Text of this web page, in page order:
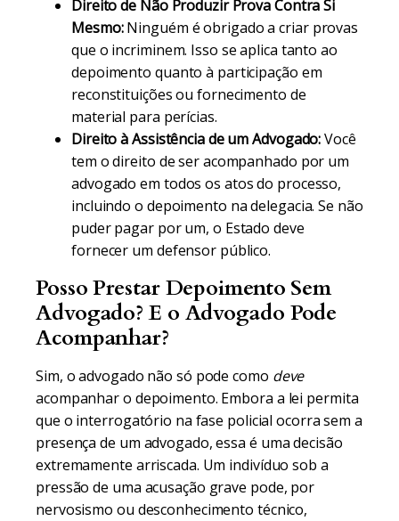
Direito de Não Produzir Prova Contra Si
Mesmo:Ninguém é obrigado a criar provas
que o incriminem. Isso se aplica tanto ao
depoimento quanto à participação em
reconstituições ou fornecimento de
material para perícias.
Direito à Assistência de um Advogado:Você
tem o direito de ser acompanhado por um
advogado em todos os atos do processo,
incluindo o depoimento na delegacia. Se não
puder pagar por um, o Estado deve
fornecer um defensor público.
Posso Prestar Depoimento Sem
Advogado? E o Advogado Pode
Acompanhar?
Sim, o advogado não só pode como deve
acompanhar o depoimento. Embora a lei permita
que o interrogatório na fase policial ocorra sem a
presença de um advogado, essa é uma decisão
extremamente arriscada. Um indivíduo sob a
pressão de uma acusação grave pode, por
nervosismo ou desconhecimento técnico,